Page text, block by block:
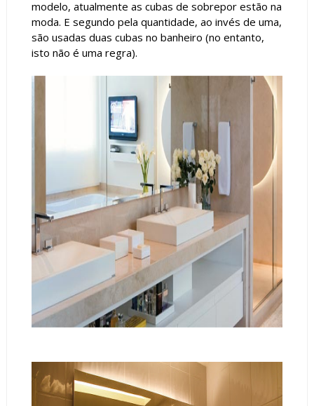
modelo, atualmente as cubas de sobrepor estão na
moda. E segundo pela quantidade, ao invés de uma,
são usadas duas cubas no banheiro (no entanto,
isto não é uma regra).